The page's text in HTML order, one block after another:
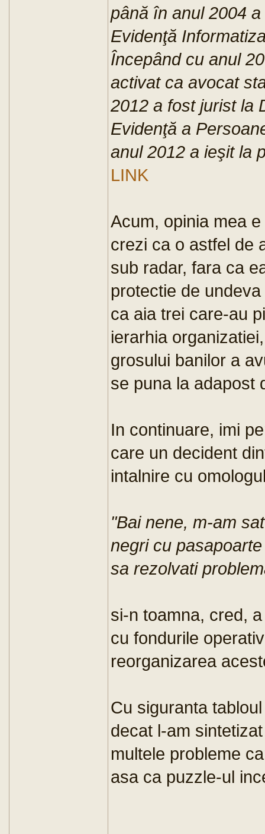
până în anul 2004
Evidenţă
Începând cu anul
activat ca avocat
2012 a fost jurist la
Evidenţă a
anul 2012 a ieşit la
LINK
Acum, opinia mea
crezi ca o astfel de
sub radar, fara ca
protectie de
ca aia trei care-au
ierarhia
grosului banilor a
se puna la adapost
In continuare, imi
care un decident
intalnire cu
"Bai nene, m-am
negri cu
sa rezolvati
si-n toamna, cred,
cu fondurile
reorganizarea
Cu siguranta
decat l-am
multele probleme
asa ca puzzle-ul